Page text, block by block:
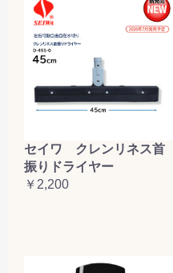
セイワ クレンリネス首
振りドライヤー
￥2,200